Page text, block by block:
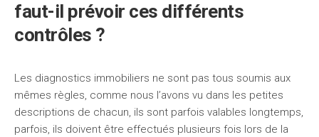
faut-il prévoir ces différents
contrôles ?
Les diagnostics immobiliers ne sont pas tous soumis aux
mêmes règles, comme nous l’avons vu dans les petites
descriptions de chacun, ils sont parfois valables longtemps,
parfois, ils doivent être effectués plusieurs fois lors de la